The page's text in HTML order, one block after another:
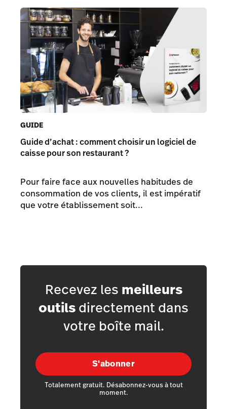
GUIDE
Guide d’achat : comment choisir un logiciel de
caisse pour son restaurant ?
Pour faire face aux nouvelles habitudes de
consommation de vos clients, il est impératif
que votre établissement soit...
Recevez les meilleurs
outilsdirectement dans
votre boîte mail.
S'abonner
Totalement gratuit. Désabonnez-vous à tout
moment.